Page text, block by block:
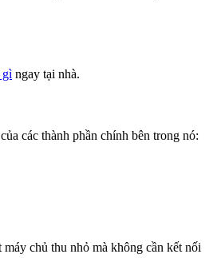
gì ngay tại nhà.
các thành phần chính bên trong nó:
chủ thu nhỏ mà không cần kết nối